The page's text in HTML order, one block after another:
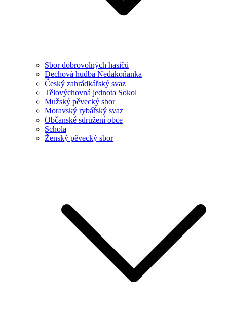
Sbor dobrovolných hasičů
Dechová hudba Nedakoňanka
Český zahrádkářský svaz
Tělovýchovná jednota Sokol
Mužský pěvecký sbor
Moravský rybářský svaz
Občanské sdružení obce
Schola
Ženský pěvecký sbor